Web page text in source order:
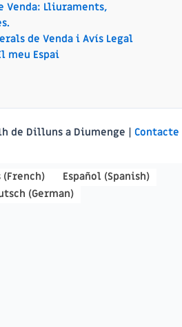
Venda: Lliuraments,
de Venda i Avís Legal
meu Espai
de Dilluns a Diumenge | Contacte
(French) Español(Spanish)
(German)